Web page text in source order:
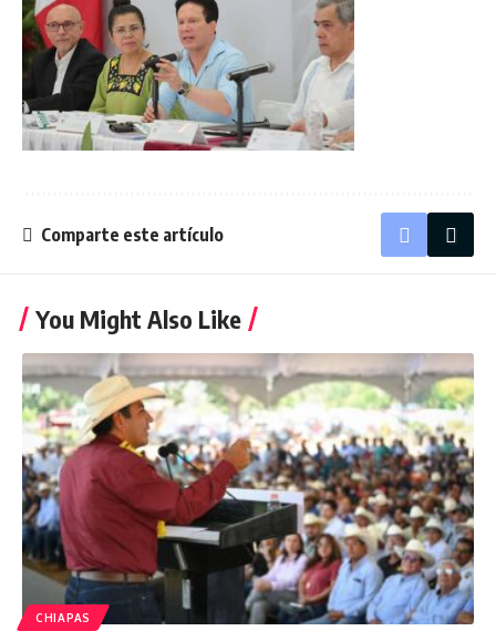
Comparte este artículo
You Might Also Like
CHIAPAS